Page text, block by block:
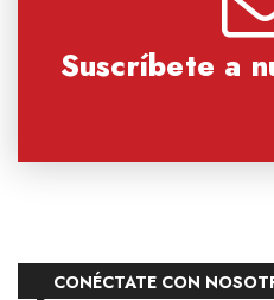
Suscríbete a
CONÉCTATE CON